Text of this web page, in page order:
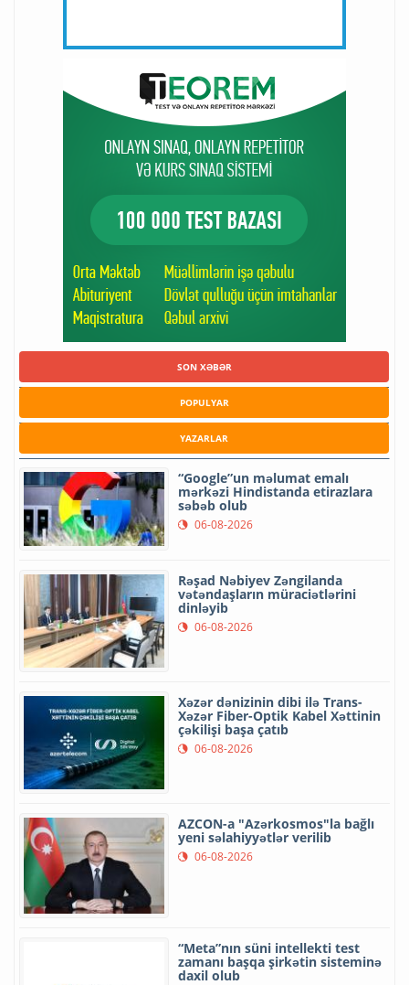
SON XƏBƏR
POPULYAR
YAZARLAR
“Google”un məlumat emalı
mərkəzi Hindistanda etirazlara
səbəb olub
06-08-2026
Rəşad Nəbiyev Zəngilanda
vətəndaşların müraciətlərini
dinləyib
06-08-2026
Xəzər dənizinin dibi ilə Trans-
Xəzər Fiber-Optik Kabel Xəttinin
çəkilişi başa çatıb
06-08-2026
AZCON-a "Azərkosmos"la bağlı
yeni səlahiyyətlər verilib
06-08-2026
“Meta”nın süni intellekti test
zamanı başqa şirkətin sisteminə
daxil olub